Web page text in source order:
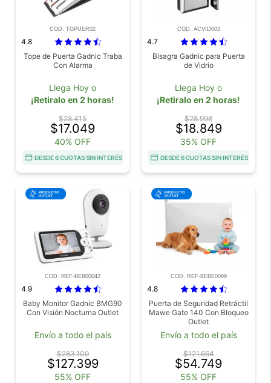
COD. TOPUER02
4.8
Tope de Puerta Gadnic Traba
Con Alarma
Llega Hoy o
¡Retiralo en 2 horas!
$28.415
$17.049
40% OFF
DESDE 6 CUOTAS SIN INTERÉS
COD. ACVID003
4.7
Bisagra Gadnic para Puerta
de Vidrio
Llega Hoy o
¡Retiralo en 2 horas!
$28.998
$18.849
35% OFF
DESDE 6 CUOTAS SIN INTERÉS
COD. REF-BEB00042
4.9
Baby Monitor Gadnic BMG90
Con Visión Nocturna Outlet
Envío a todo el país
$283.109
$127.399
55% OFF
COD. REF-BEBE0099
4.8
Puerta de Seguridad Retráctil
Mawe Gate 140 Con Bloqueo
Outlet
Envío a todo el país
$121.664
$54.749
55% OFF